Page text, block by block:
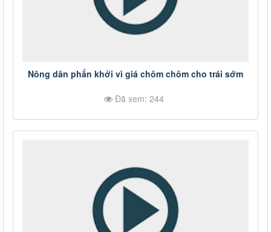
Nông dân phấn khởi vì giá chôm chôm cho trái sớm
Đã xem: 244